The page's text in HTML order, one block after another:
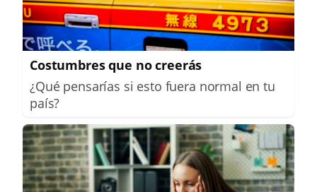
Costumbres que no creerás
¿Qué pensarías si esto fuera normal en tu
país?